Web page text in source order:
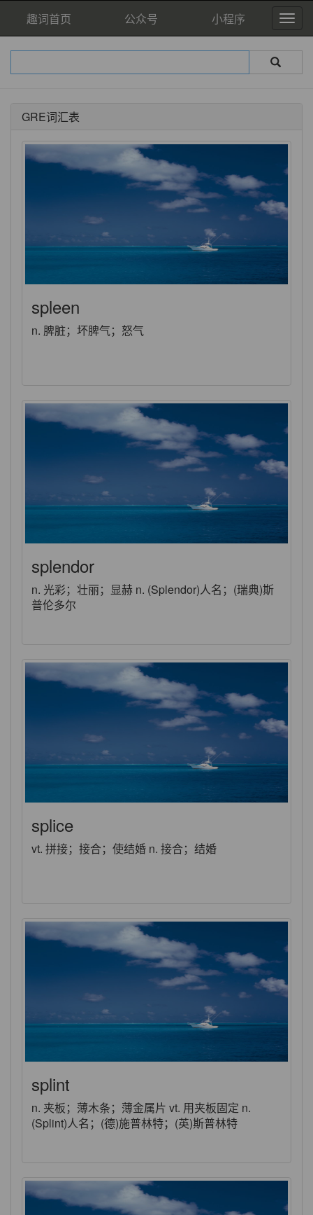
趣词首页 公众号 小程序
GRE词汇表
spleen
n. 脾脏；坏脾气；怒气
splendor
n. 光彩；壮丽；显赫 n. (Splendor)人名；(瑞典)斯
普伦多尔
splice
vt. 拼接；接合；使结婚 n. 接合；结婚
splint
n. 夹板；薄木条；薄金属片 vt. 用夹板固定 n.
(Splint)人名；(德)施普林特；(英)斯普林特